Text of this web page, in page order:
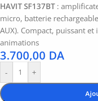
HAVIT SF137BT:
micro, batterie
AUX). Compact, puissant
animations
3.700,00 DA
- +